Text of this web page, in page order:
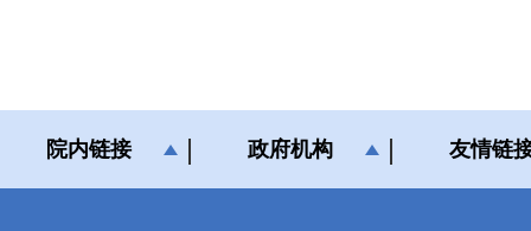
院内链接 政府机构 友情链